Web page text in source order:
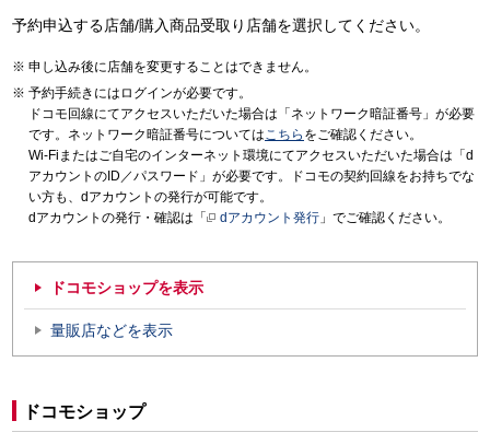
予約申込する店舗/購入商品受取り店舗を選択してください。
申し込み後に店舗を変更することはできません。
予約手続きにはログインが必要です。
ドコモ回線にてアクセスいただいた場合は「ネットワーク暗証番号」が必要
です。ネットワーク暗証番号についてはこちら をご確認ください。
Wi-Fiまたはご自宅のインターネット環境にてアクセスいただいた場合は「d
アカウントのID／パスワード」が必要です。ドコモの契約回線をお持ちでな
い方も、dアカウントの発行が可能です。
dアカウントの発行・確認は「
dアカウント発行 」でご確認ください。
ドコモショップを表示
量販店などを表示
ドコモショップ